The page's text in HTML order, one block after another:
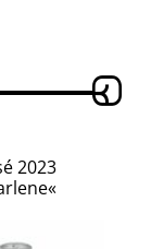
2023